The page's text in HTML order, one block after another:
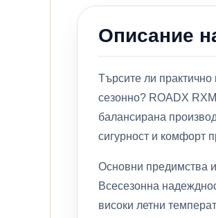
Описание
Търсите ли практично
сезонно? ROADX
балансирана
сигурност и комфорт
Основни предимства и
Всесезонна
високи летни